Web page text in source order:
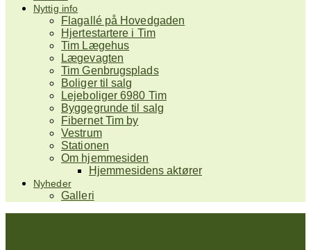
Nyttig info
Flagallé på Hovedgaden
Hjertestartere i Tim
Tim Lægehus
Lægevagten
Tim Genbrugsplads
Boliger til salg
Lejeboliger 6980 Tim
Byggegrunde til salg
Fibernet Tim by
Vestrum
Stationen
Om hjemmesiden
Hjemmesidens aktører
Nyheder
Galleri